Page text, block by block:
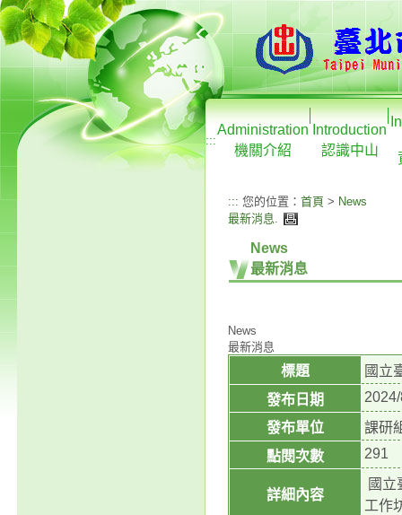
:::
Administration
機關介紹
Introduction
認識中山
::: 您的位置： 首頁 > News
最新消息.
News
最新消息
News
最新消息
標題
國立
發布日期
發布單位
課研
點閱次數
291
詳細內容
國
工作